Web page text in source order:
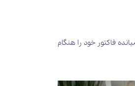
فاکتور خود را هنگام